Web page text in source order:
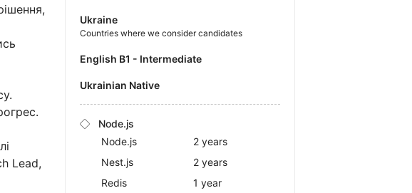
Lead,
Ukraine
Countries where we consider candidates
English B1 - Intermediate
Ukrainian Native
Node.js
Node.js
2 years
Nest.js
2 years
Redis
1 year